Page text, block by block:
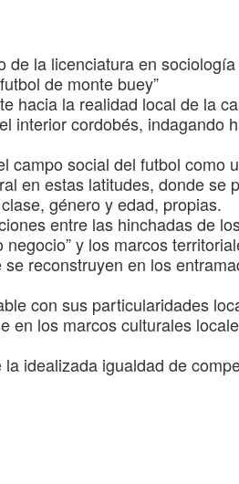
la licenciatura en sociología
de monte buey”
hacia la realidad local de la
interior cordobés, indagando
campo social del futbol como
en estas latitudes, donde se
género y edad, propias.
entre las hinchadas de
y los marcos
reconstruyen en los
con sus particularidades
en los marcos culturales
idealizada igualdad de